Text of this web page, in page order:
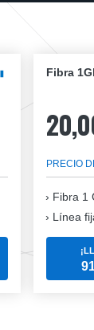
Fibra
PRECIO
Fibra 1
Línea